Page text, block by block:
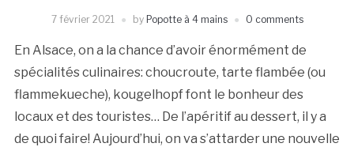
7 février 2021 by Popotte à 4 mains 0 comments
En Alsace, on a la chance d’avoir énormément de
spécialités culinaires: choucroute, tarte flambée (ou
flammekueche), kougelhopf font le bonheur des
locaux et des touristes… De l’apéritif au dessert, il y a
de quoi faire! Aujourd’hui, on va s’attarder une nouvelle